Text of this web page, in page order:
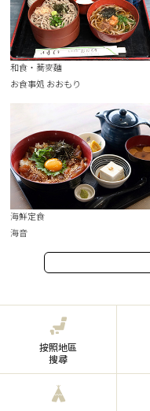
和食・蕎麥麵
お食事処 おおもり
海鮮定食
海音
按照地區
搜尋